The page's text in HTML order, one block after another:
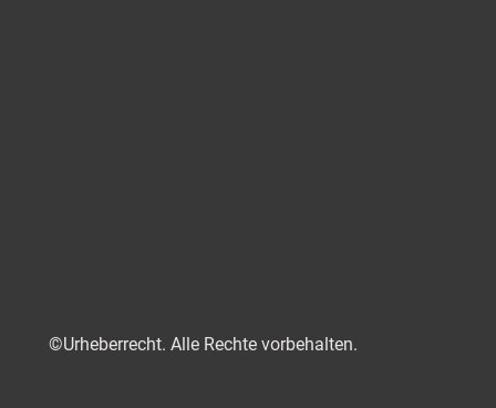
©Urheberrecht. Alle Rechte vorbehalten.